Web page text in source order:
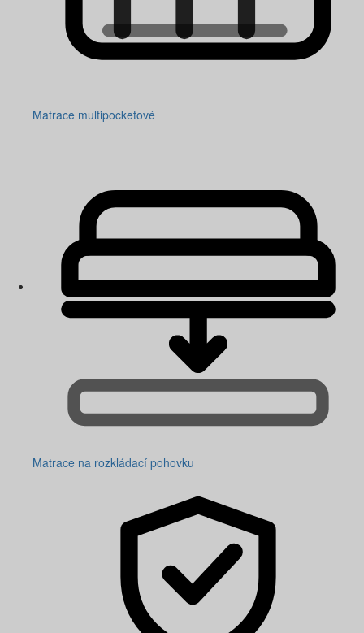
Matrace multipocketové
Matrace na rozkládací pohovku